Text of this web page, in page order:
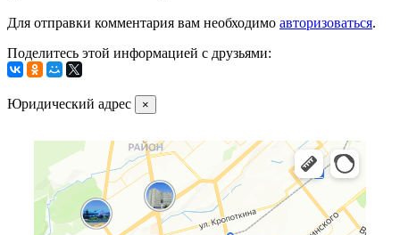
Для отправки комментария вам необходимо авторизоваться.
Поделитесь этой информацией с друзьями:
Юридический адрес ×